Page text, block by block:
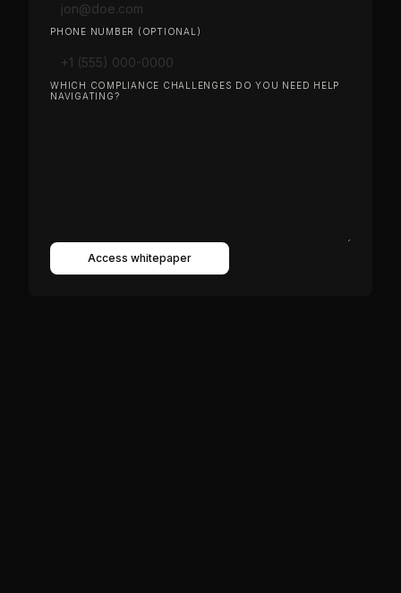
PHONE NUMBER (OPTIONAL)
WHICH COMPLIANCE CHALLENGES DO YOU NEED HELP
NAVIGATING?